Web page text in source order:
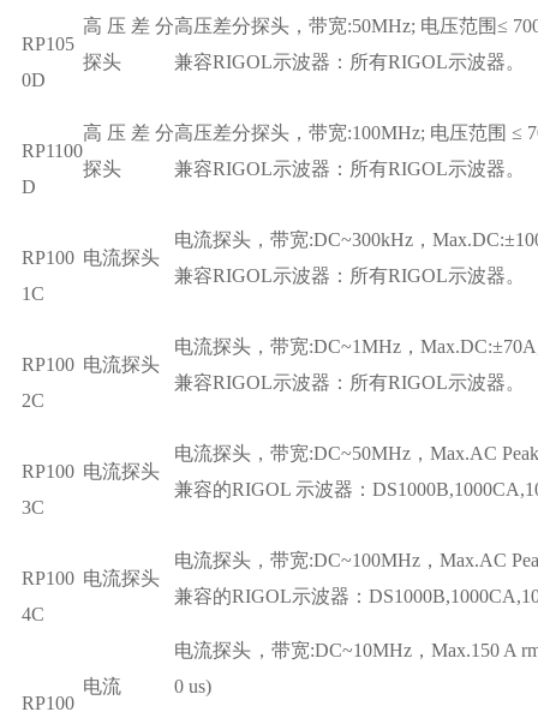
RP105
0D
高压差分
探头
高压差分探头，带宽:50MHz; 电压范围≤
兼容RIGOL示波器：所有RIGOL示波器。
RP1100
D
高压差分
探头
高压差分探头，带宽:100MHz; 电压范围 ≤
兼容RIGOL示波器：所有RIGOL示波器。
RP100
1C
电流探头
电流探头，带宽:DC~300kHz，
兼容RIGOL示波器：所有RIGOL示波器。
RP100
2C
电流探头
电流探头，带宽:DC~1MHz，
兼容RIGOL示波器：所有RIGOL示波器。
RP100
3C
电流探头
电流探头，带宽:DC~50MHz，Max.AC
兼容的RIGOL 示波器：
RP100
4C
电流探头
电流探头，带宽:DC~100MHz，Max.AC
兼容的RIGOL示波器：
RP100
电流
电流探头，带宽:DC~10MHz，Max.150 A
0 us)